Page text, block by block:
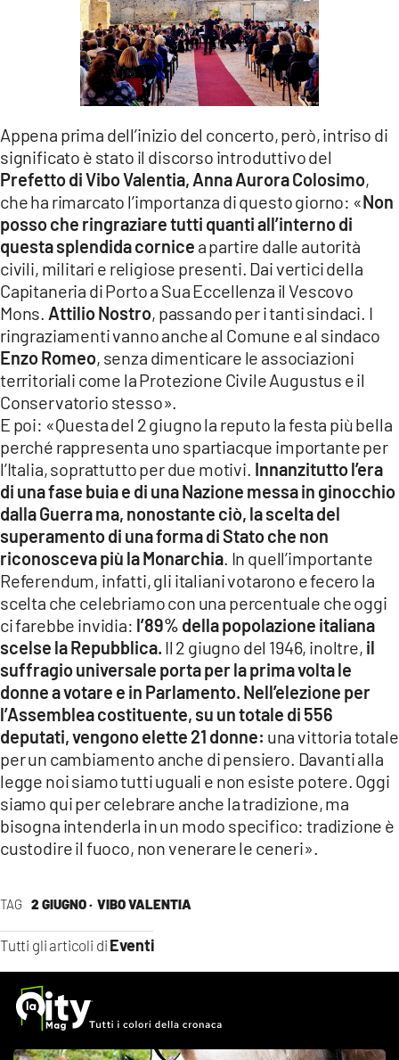
TAG 2 GIUGNO · VIBO VALENTIA
Tutti gli articoli di Eventi
Appena prima dell’inizio del concerto, però, intriso di
significato è stato il discorso introduttivo del
Prefetto di Vibo Valentia, Anna Aurora Colosimo,
che ha rimarcato l’importanza di questo giorno: «Non
posso che ringraziare tutti quanti all’interno di
questa splendida cornice a partire dalle autorità
civili, militari e religiose presenti. Dai vertici della
Capitaneria di Porto a Sua Eccellenza il Vescovo
Mons. Attilio Nostro, passando per i tanti sindaci. I
ringraziamenti vanno anche al Comune e al sindaco
Enzo Romeo, senza dimenticare le associazioni
territoriali come la Protezione Civile Augustus e il
Conservatorio stesso».
E poi: «Questa del 2 giugno la reputo la festa più bella
perché rappresenta uno spartiacque importante per
l’Italia, soprattutto per due motivi. Innanzitutto l’era
di una fase buia e di una Nazione messa in ginocchio
dalla Guerra ma, nonostante ciò, la scelta del
superamento di una forma di Stato che non
riconosceva più la Monarchia. In quell’importante
Referendum, infatti, gli italiani votarono e fecero la
scelta che celebriamo con una percentuale che oggi
ci farebbe invidia: l’89% della popolazione italiana
scelse la Repubblica. Il 2 giugno del 1946, inoltre, il
suffragio universale porta per la prima volta le
donne a votare e in Parlamento. Nell’elezione per
l’Assemblea costituente, su un totale di 556
deputati, vengono elette 21 donne: una vittoria totale
per un cambiamento anche di pensiero. Davanti alla
legge noi siamo tutti uguali e non esiste potere. Oggi
siamo qui per celebrare anche la tradizione, ma
bisogna intenderla in un modo specifico: tradizione è
custodire il fuoco, non venerare le ceneri».